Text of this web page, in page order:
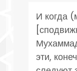
И когда
эти,